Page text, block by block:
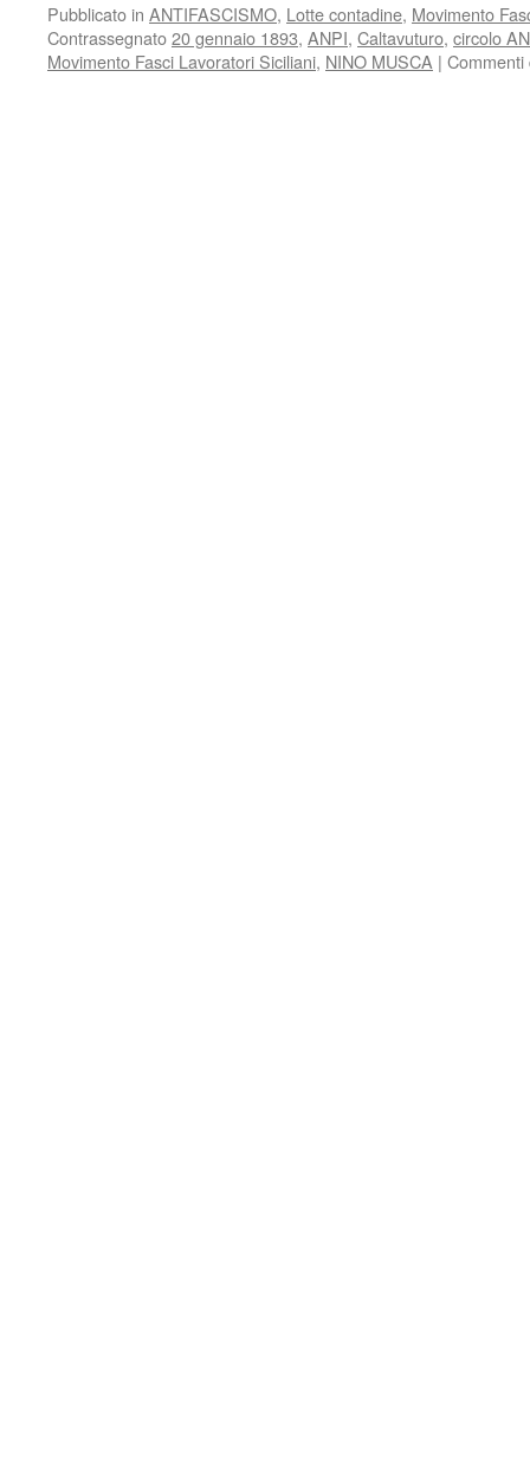
Pubblicato in ANTIFASCISMO, Lotte contadine, Movimento
Contrassegnato20 gennaio 1893, ANPI, Caltavuturo, circolo
Movimento Fasci Lavoratori Siciliani, NINO MUSCA | Commenti